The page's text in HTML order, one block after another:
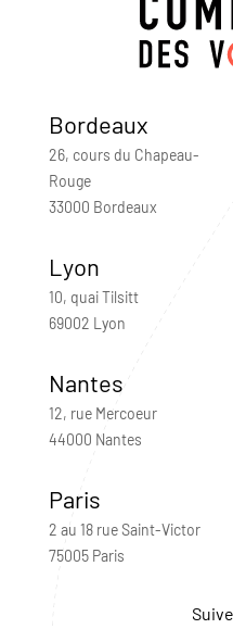
Bordeaux
26, cours du Chapeau-
Rouge
33000 Bordeaux
Lyon
10, quai Tilsitt
69002 Lyon
Nantes
12, rue Mercoeur
44000 Nantes
Paris
2 au 18 rue Saint-Victor
75005 Paris